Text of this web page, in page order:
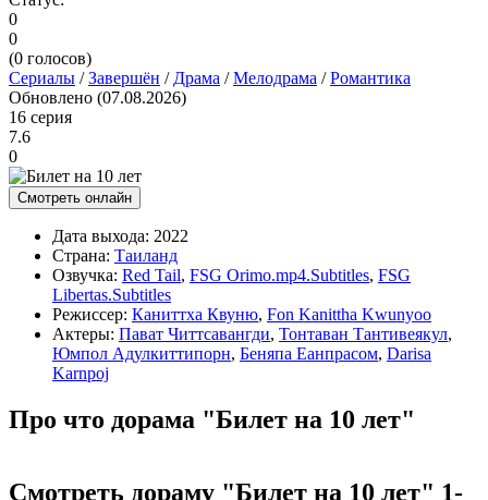
0
0
(0 голосов)
Сериалы /Завершён / Драма /Мелодрама /Романтика
Обновлено (07.08.2026)
16 серия
7.6
0
Смотреть онлайн
Дата выхода: 2022
Страна: Таиланд
Озвучка: Red Tail, FSG Orimo.mp4.Subtitles, FSG
Libertas.Subtitles
Режиссер: Каниттха Квуню, Fon Kanittha Kwunyoo
Актеры: Пават Читтсавангди, Тонтаван Тантивеякул,
Юмпол Адулкиттипорн, Беняпа Еанпрасом, Darisa
Karnpoj
Про что дорама "Билет на 10 лет"
Смотреть дораму "Билет на 10 лет" 1-